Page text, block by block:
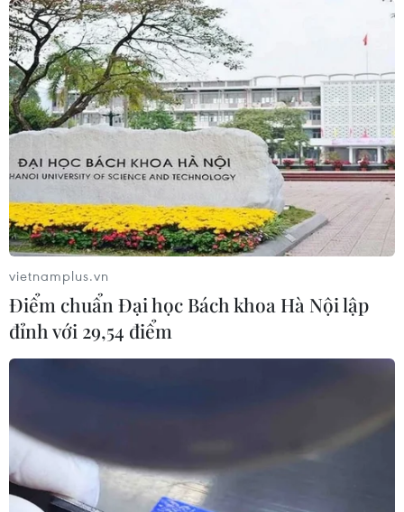
06/08/2026 06:40
Doanh thu AI của Microsoft phụ
thuộc phần lớn vào đối tác OpenAI
06/08/2026 06:31
Tây Ninh: Tạo điều kiện hình thành
doanh nghiệp công nghệ chiến lược
Việt Nam hướng tới làm
Xem thêm
vietnamplus.vn
Điểm chuẩn Đại học Bách khoa Hà Nội lập
đỉnh với 29,54 điểm